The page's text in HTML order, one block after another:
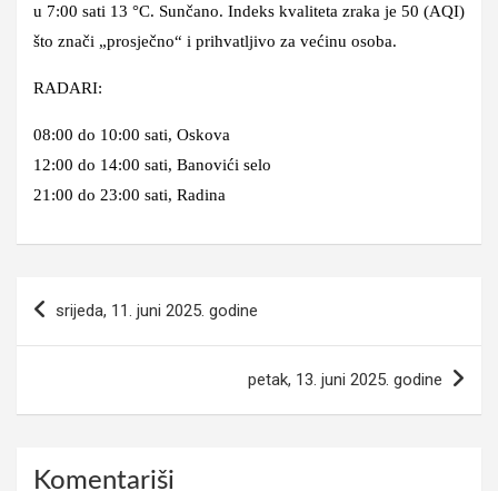
u 7:00 sati 13 °C. Sunčano. Indeks kvaliteta zraka je 50 (AQI)
što znači „prosječno“ i prihvatljivo za većinu osoba.
RADARI:
08:00 do 10:00 sati, Oskova
12:00 do 14:00 sati, Banovići selo
21:00 do 23:00 sati, Radina
članaka
srijeda, 11. juni 2025. godine
petak, 13. juni 2025. godine
Komentariši